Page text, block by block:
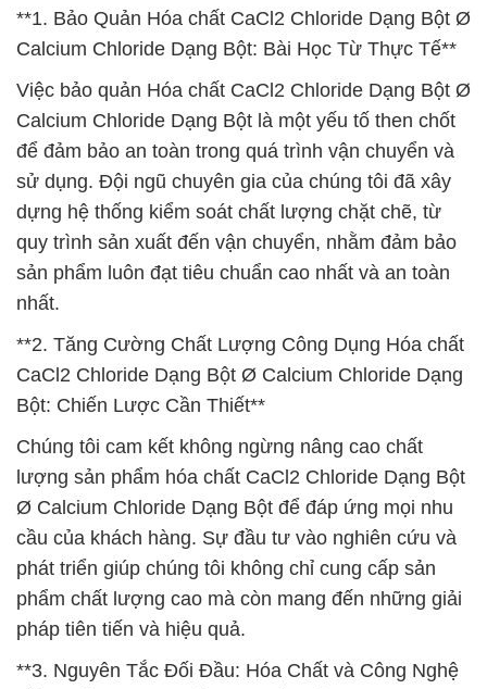
**1. Bảo Quản Hóa chất CaCl2 Chloride Dạng Bột Ø
Calcium Chloride Dạng Bột: Bài Học Từ Thực Tế**
Việc bảo quản Hóa chất CaCl2 Chloride Dạng Bột Ø
Calcium Chloride Dạng Bột là một yếu tố then chốt
để đảm bảo an toàn trong quá trình vận chuyển và
sử dụng. Đội ngũ chuyên gia của chúng tôi đã xây
dựng hệ thống kiểm soát chất lượng chặt chẽ, từ
quy trình sản xuất đến vận chuyển, nhằm đảm bảo
sản phẩm luôn đạt tiêu chuẩn cao nhất và an toàn
nhất.
**2. Tăng Cường Chất Lượng Công Dụng Hóa chất
CaCl2 Chloride Dạng Bột Ø Calcium Chloride Dạng
Bột: Chiến Lược Cần Thiết**
Chúng tôi cam kết không ngừng nâng cao chất
lượng sản phẩm hóa chất CaCl2 Chloride Dạng Bột
Ø Calcium Chloride Dạng Bột để đáp ứng mọi nhu
cầu của khách hàng. Sự đầu tư vào nghiên cứu và
phát triển giúp chúng tôi không chỉ cung cấp sản
phẩm chất lượng cao mà còn mang đến những giải
pháp tiên tiến và hiệu quả.
**3. Nguyên Tắc Đối Đầu: Hóa Chất và Công Nghệ